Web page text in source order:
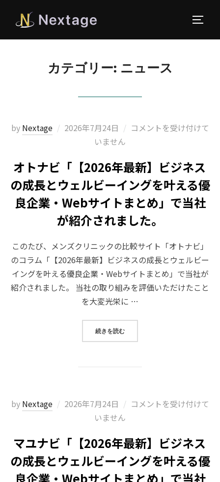
カテゴリー: ニュース
by Nextage
投
2026年7月24日
コメントを受け付けて
いません
オトナビ「【2026年最新】ビジネス
の成長とウェルビーイングを叶える優
良企業・Webサイトまとめ」で当社
が紹介されました。
このたび、メンズクリニックの比較サイト「オトナビ」
のコラム「【2026年最新】ビジネスの成長とウェルビー
イングを叶える優良企業・Webサイトまとめ」で当社が
紹介されました。 当社の取り組みを評価いただけたこと
を大変光栄に …
続きを読む“オトナビ「【2026年最新】ビジ
by Nextage
投
2026年7月24日
コメントを受け付けて
いません
マユナビ「【2026年最新】ビジネス
の成長とウェルビーイングを叶える優
良企業・Webサイトまとめ」で当社